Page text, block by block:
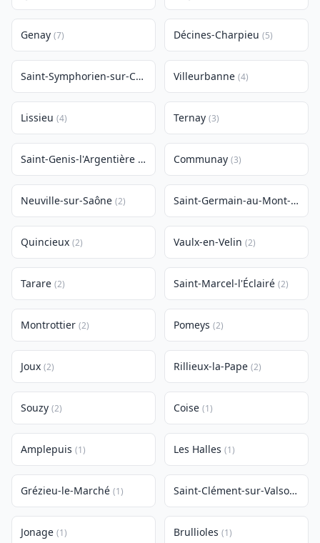
Genay (7) Décines-Charpieu (5)
Saint-Symphorien-sur-Coise Villeurbanne (4)
Lissieu (4) Ternay (3)
Saint-Genis-l'Argentière (3) Communay (3)
Neuville-sur-Saône (2) Saint-Germain-au-Mont-d'Or
Quincieux (2) Vaulx-en-Velin (2)
Tarare (2) Saint-Marcel-l'Éclairé (2)
Montrottier (2) Pomeys (2)
Joux (2) Rillieux-la-Pape (2)
Souzy (2) Coise (1)
Amplepuis (1) Les Halles (1)
Grézieu-le-Marché (1) Saint-Clément-sur-Valsonne
Jonage (1) Brullioles (1)